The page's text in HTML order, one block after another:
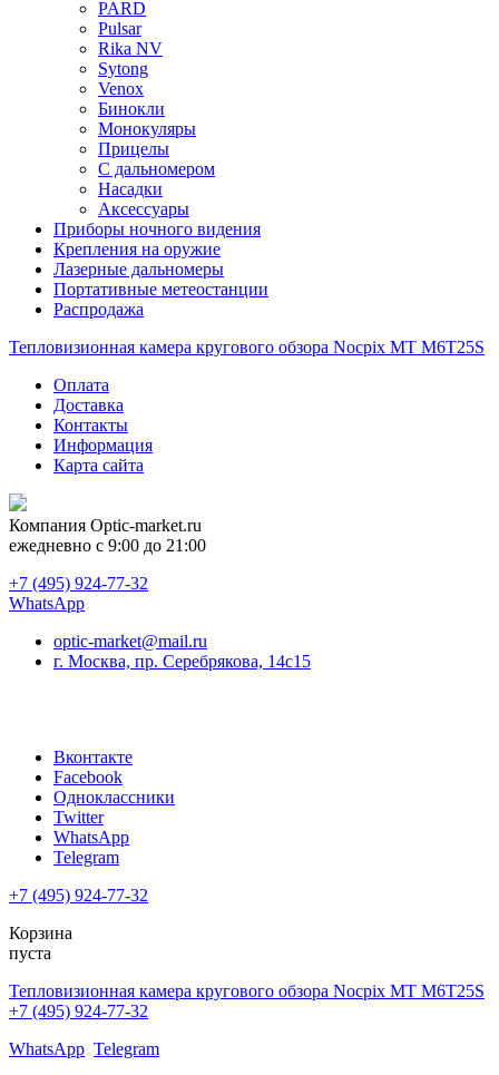
PARD
Pulsar
Rika NV
Sytong
Venox
Бинокли
Монокуляры
Прицелы
С дальномером
Насадки
Аксессуары
Приборы ночного видения
Крепления на оружие
Лазерные дальномеры
Портативные метеостанции
Распродажа
Тепловизионная камера кругового обзора Nocpix MT M6T25S
Оплата
Доставка
Контакты
Информация
Карта сайта
Компания Optic-market.ru
ежедневно с 9:00 до 21:00
+7 (495) 924-77-32
WhatsApp
optic-market@mail.ru
г. Москва, пр. Серебрякова, 14с15
Вконтакте
Facebook
Одноклассники
Twitter
WhatsApp
Telegram
+7 (495) 924-77-32
Корзина
пуста
Тепловизионная камера кругового обзора Nocpix MT M6T25S
+7 (495) 924-77-32
WhatsApp Telegram